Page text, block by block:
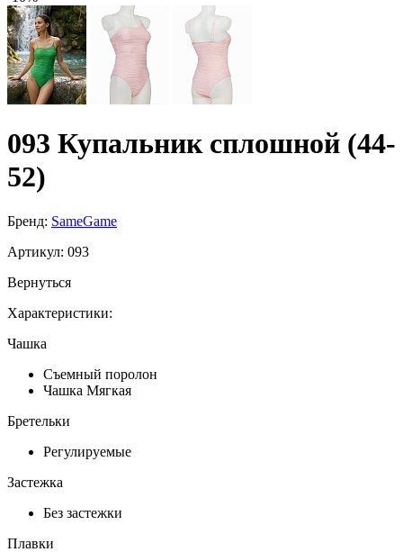
093 Купальник сплошной (44-
52)
Бренд: SameGame
Артикул: 093
Вернуться
Характеристики:
Чашка
Съемный поролон
Чашка Мягкая
Бретельки
Регулируемые
Застежка
Без застежки
Плавки